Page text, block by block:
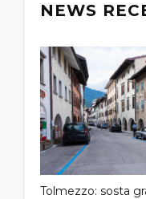
NEWS
Tolmezzo: sosta